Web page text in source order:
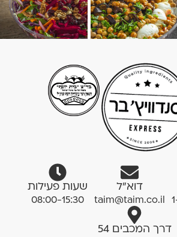
דוא”ל
taim@taim.co.il
שעות פעילות
08:00-15:30
דרך המכבים 54